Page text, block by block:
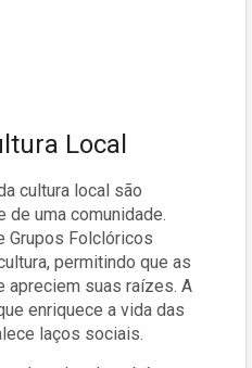
Local
cultura local são
de uma comunidade.
Grupos Folclóricos
permitindo que as
apreciem suas raízes. A
enriquece a vida das
laços sociais.